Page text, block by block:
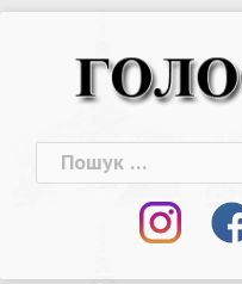
Пошук: